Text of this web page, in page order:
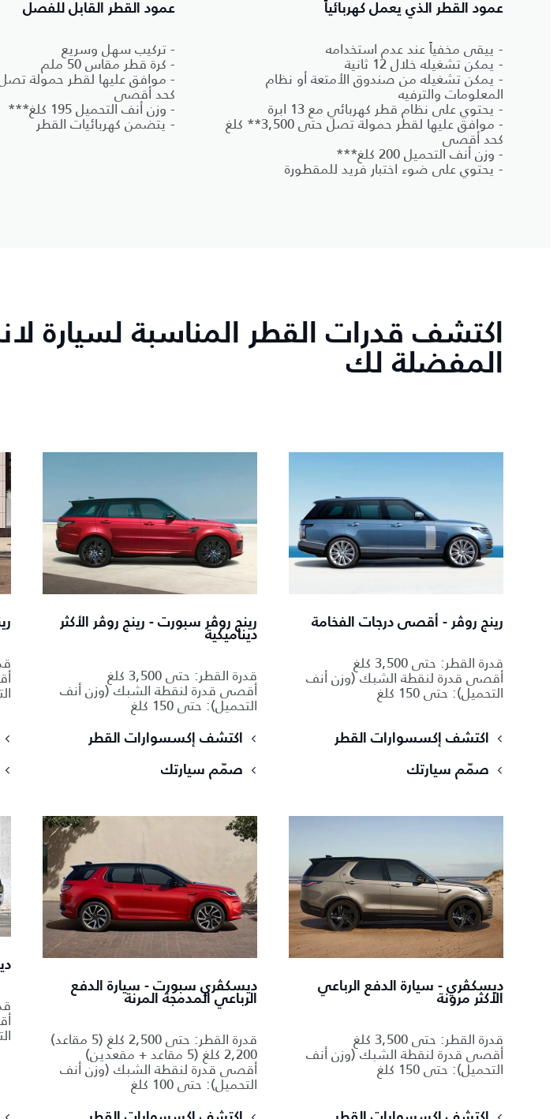
عمود القطر الذي يعمل كهربائياً
- ييقى مخفياً عند عدم استخدامه
- يمكن تشغيله خلال 12 ثانية
- يمكن تشغيله من صندوق الأمتعة أو نظام
المعلومات والترفيه
- يحتوي على نظام قطر كهربائي مع 13 ابرة
- موافق عليها لقطر حمولة تصل حتى 3,500** كلغ
كحد أقصى
- وزن أنف التحميل 200 كلغ***
- يحتوي على ضوء اختبار فريد للمقطورة
عمود القطر القابل للفصل
- تركيب سهل وسريع
- كرة قطر مقاس 50 ملم
كحد أقصى
- وزن أنف التحميل 195 كلغ***
- يتضمن كهربائيات القطر
اكتشف قدرات القطر المناسبة لسيارة
المفضلة لك
رينج روڤر - أقصى درجات الفخامة
قدرة القطر: حتى 3,500 كلغ
أقصى قدرة لنقطة الشبك (وزن أنف
التحميل): حتى 150 كلغ
اكتشف إكسسوارات القطر
صمّم سيارتك
رينج روڤر سبورت - رينج روڤر الأكثر
ديناميكية
قدرة القطر: حتى 3,500 كلغ
أقصى قدرة لنقطة الشبك (وزن أنف
التحميل): حتى 150 كلغ
اكتشف إكسسوارات القطر
صمّم سيارتك
ديسكڤري - سيارة الدفع الرباعي
الأكثر مرونة
قدرة القطر: حتى 3,500 كلغ
أقصى قدرة لنقطة الشبك (وزن أنف
التحميل): حتى 150 كلغ
ديسكڤري سبورت - سيارة الدفع
الرباعي المدمجة المرنة
قدرة القطر: حتى 2,500 كلغ (5 مقاعد)
2,200 كلغ (5 مقاعد + مقعدين)
أقصى قدرة لنقطة الشبك (وزن أنف
التحميل): حتى 100 كلغ